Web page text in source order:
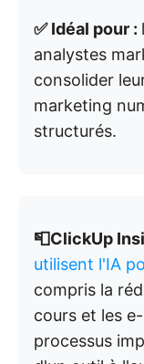
✅ Idéal pour :
analystes
consolider
marketing
structurés.
📮ClickUp
utilisent l'IA
compris la
cours et les
processus